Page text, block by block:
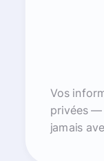
Vos
privées —
jamais